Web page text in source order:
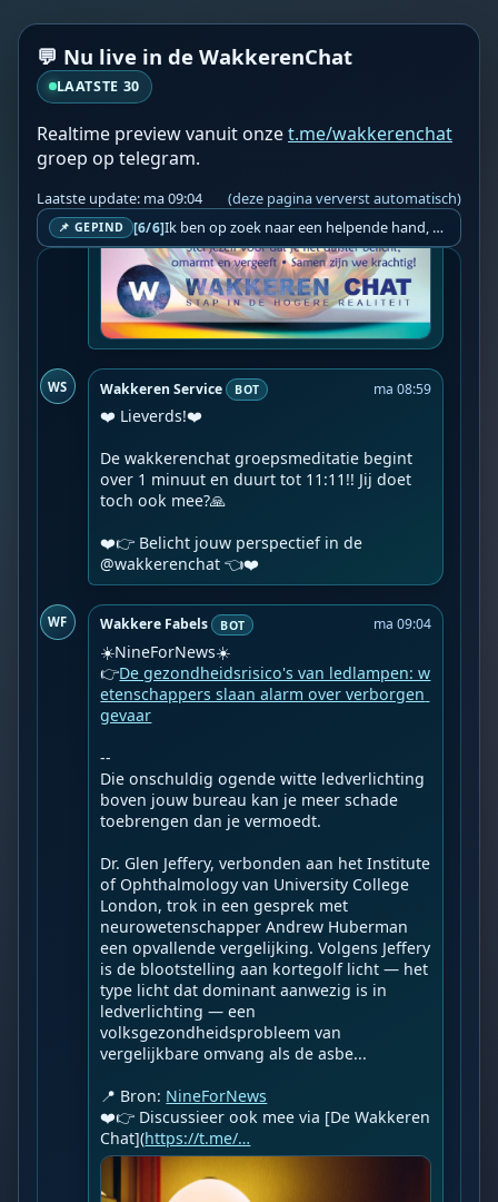
💬 Nu live in de WakkerenChat
LAATSTE 30
Realtime preview vanuit onzet.me/wakkerenchat
groep op telegram.
Laatste update: ma 09:04 (deze pagina ververst automatisch)
📌 GEPIND [6/6] Ik ben op zoek naar een helpende hand, een menselijk oog, een admin die helpt met controleren of de chat wel correct word gemodereerd word door NoMoSpam. 98% gaat automatisch goed, toch ik dit nooit helemaal loslaten en moet er altijd een mens mee blijven opletten bij elke beslissing die gemaakt word. Waar bestaan de werkzaamheden uit? Mee kijken in admin log kanaal naar alle drugs/porno/scams die voorbij komen en in het geval van een randgevalletje, ingrijpen en b.v. een verwijderd maar wel toegestaan bericht terug plaatsen met een druk op de knop. tsja zo banaal en simpel is het gesteld.. Word je hier blij van? Nee. Strookt het je ego? Nee. Word je er beter van? Nee. Kost het veel tijd? Totaal niet, consistentie en regelmaat is belangrijker dan 'er even voor kunnen gaan zitten'.. het werk is in een paar seconden gepiept.. je checkt puur of AI de juiste beslissing heeft gemaakt.. …
WS Wakkeren Service BOT ma 08:59
❤️ Lieverds!❤️
De wakkerenchat groepsmeditatie begint
over 1 minuut en duurt tot 11:11!! Jij doet
toch ook mee?🙏
❤️👉 Belicht jouw perspectief in de
@wakkerenchat 👈❤️️
WF Wakkere Fabels BOT ma 09:04
☀️NineForNews☀️
👉De gezondheidsrisico's van ledlampen: w
etenschappers slaan alarm over verborgen
gevaar
--
Die onschuldig ogende witte ledverlichting
boven jouw bureau kan je meer schade
toebrengen dan je vermoedt.
Dr. Glen Jeffery, verbonden aan het Institute
of Ophthalmology van University College
London, trok in een gesprek met
neurowetenschapper Andrew Huberman
een opvallende vergelijking. Volgens Jeffery
is de blootstelling aan kortegolf licht — het
type licht dat dominant aanwezig is in
ledverlichting — een
volksgezondheidsprobleem van
vergelijkbare omvang als de asbe...
📍 Bron: NineForNews
❤️👉 Discussieer ook mee via [De Wakkeren
Chat](https://t.me/…